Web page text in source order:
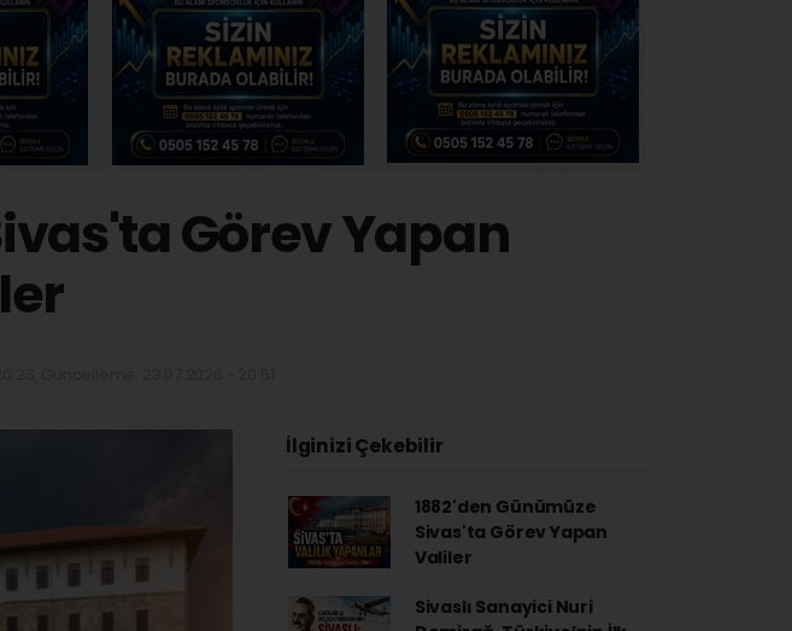
Görev Yapan
İlginizi Çekebilir
1882'den Günümüze
Sivas'ta Görev Yapan
Valiler
Sivaslı Sanayici Nuri